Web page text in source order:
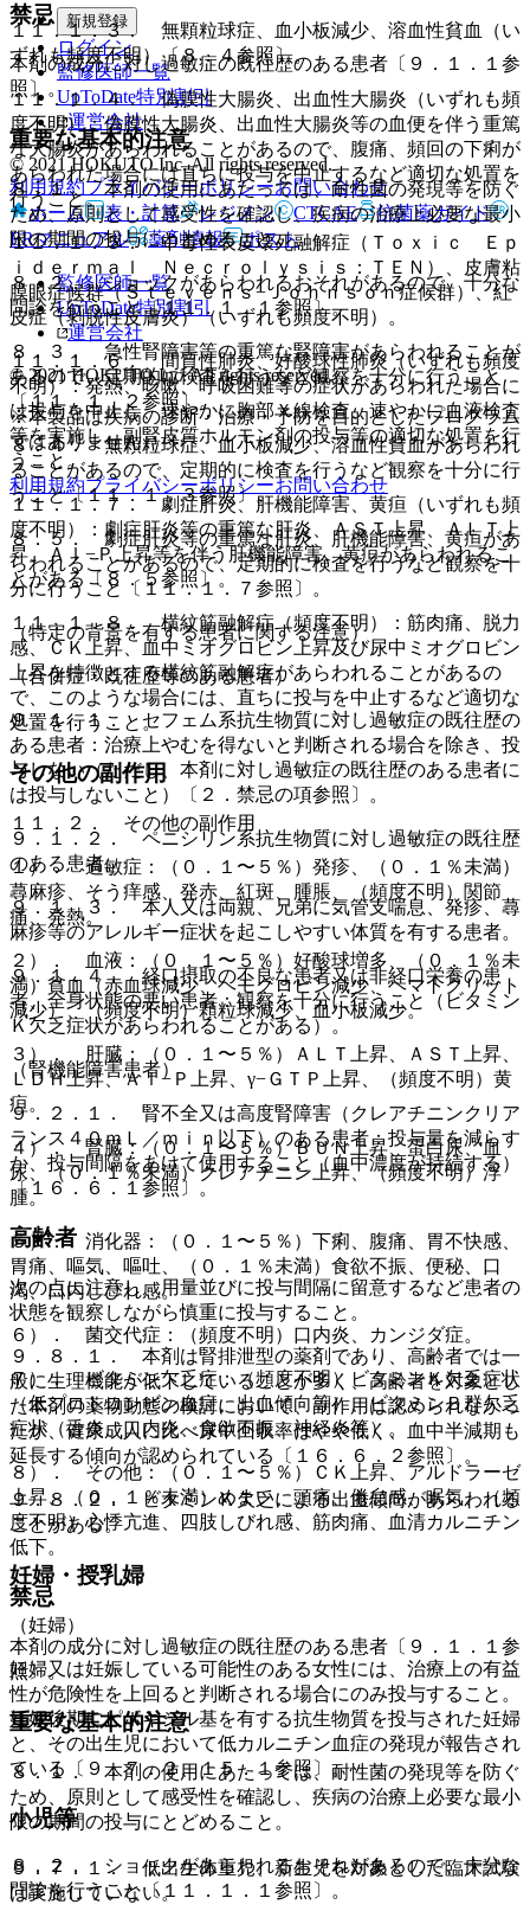
禁忌
本剤の成分に対し過敏症の既往歴のある患者〔９．１．１参
照〕。
重要な基本的注意
８．１． 本剤の使用にあたっては、耐性菌の発現等を防ぐ
ため、原則として感受性を確認し、疾病の治療上必要な最小
限の期間の投与にとどめること。
８．２． ショックがあらわれるおそれがあるので、十分な
問診を行うこと〔１１．１．１参照〕。
８．３． 急性腎障害等の重篤な腎障害があらわれることが
あるので、定期的に検査を行うなど観察を十分に行うこと
〔１１．１．２参照〕。
８．４． 無顆粒球症、血小板減少、溶血性貧血があらわれ
ることがあるので、定期的に検査を行うなど観察を十分に行
うこと〔１１．１．３参照〕。
８．５． 劇症肝炎等の重篤な肝炎、肝機能障害、黄疸があ
らわれることがあるので、定期的に検査を行うなど観察を十
分に行うこと〔１１．１．７参照〕。
（特定の背景を有する患者に関する注意）
（合併症・既往歴等のある患者）
９．１．１． セフェム系抗生物質に対し過敏症の既往歴の
ある患者：治療上やむを得ないと判断される場合を除き、投
与しない（ただし、本剤に対し過敏症の既往歴のある患者に
は投与しないこと）〔２．禁忌の項参照〕。
９．１．２． ペニシリン系抗生物質に対し過敏症の既往歴
のある患者。
９．１．３． 本人又は両親、兄弟に気管支喘息、発疹、蕁
麻疹等のアレルギー症状を起こしやすい体質を有する患者。
９．１．４． 経口摂取の不良な患者又は非経口栄養の患
者、全身状態の悪い患者：観察を十分に行うこと（ビタミン
Ｋ欠乏症状があらわれることがある）。
（腎機能障害患者）
９．２．１． 腎不全又は高度腎障害（クレアチニンクリア
ランス４０ｍＬ／ｍｉｎ以下）のある患者：投与量を減らす
か、投与間隔をあけて使用すること（血中濃度が持続する）
〔１６．６．１参照〕。
高齢者
次の点に注意し、用量並びに投与間隔に留意するなど患者の
状態を観察しながら慎重に投与すること。
９．８．１． 本剤は腎排泄型の薬剤であり、高齢者では一
般に生理機能が低下していることが多く、高齢者を対象とし
た本剤の薬物動態の検討において、副作用は認められなかっ
たが、健康成人に比べ尿中回収率はやや低く、血中半減期も
延長する傾向が認められている〔１６．６．２参照〕。
９．８．２． ビタミンＫ欠乏による出血傾向があらわれる
ことがある。
妊婦・授乳婦
（妊婦）
妊婦又は妊娠している可能性のある女性には、治療上の有益
性が危険性を上回ると判断される場合にのみ投与すること。
妊娠後期にピボキシル基を有する抗生物質を投与された妊婦
と、その出生児において低カルニチン血症の発現が報告され
ている〔９．７．２、１５．１参照〕。
小児等
９．７．１． 低出生体重児、新生児を対象とした臨床試験
は実施していない。
１１．１．３． 無顆粒球症、血小板減少、溶血性貧血（い
ずれも頻度不明）〔８．４参照〕。
１１．１．４． 偽膜性大腸炎、出血性大腸炎（いずれも頻
度不明）：偽膜性大腸炎、出血性大腸炎等の血便を伴う重篤
な大腸炎があらわれることがあるので、腹痛、頻回の下痢が
あらわれた場合には直ちに投与を中止するなど適切な処置を
行うこと。
１１．１．５． 中毒性表皮壊死融解症（Ｔｏｘｉｃ Ｅｐ
ｉｄｅｒｍａｌ Ｎｅｃｒｏｌｙｓｉｓ：ＴＥＮ）、皮膚粘
膜眼症候群（Ｓｔｅｖｅｎｓ−Ｊｏｈｎｓｏｎ症候群）、紅
皮症（剥脱性皮膚炎）（いずれも頻度不明）。
１１．１．６． 間質性肺炎、好酸球性肺炎（いずれも頻度
不明）：発熱、咳嗽、呼吸困難等の症状があらわれた場合に
は投与を中止し、速やかに胸部Ｘ線検査、速やかに血液検査
等を実施し、副腎皮質ホルモン剤の投与等の適切な処置を行
うこと。
１１．１．７． 劇症肝炎、肝機能障害、黄疸（いずれも頻
度不明）：劇症肝炎等の重篤な肝炎、ＡＳＴ上昇、ＡＬＴ上
昇、Ａｌ−Ｐ上昇等を伴う肝機能障害、黄疸があらわれるこ
とがある〔８．５参照〕。
１１．１．８． 横紋筋融解症（頻度不明）：筋肉痛、脱力
感、ＣＫ上昇、血中ミオグロビン上昇及び尿中ミオグロビン
上昇を特徴とする横紋筋融解症があらわれることがあるの
で、このような場合には、直ちに投与を中止するなど適切な
処置を行うこと。
その他の副作用
１１．２． その他の副作用
１）． 過敏症：（０．１〜５％）発疹、（０．１％未満）
蕁麻疹、そう痒感、発赤、紅斑、腫脹、（頻度不明）関節
痛、発熱。
２）． 血液：（０．１〜５％）好酸球増多、（０．１％未
満）貧血（赤血球減少、ヘモグロビン減少、ヘマトクリット
減少）、（頻度不明）顆粒球減少、血小板減少。
３）． 肝臓：（０．１〜５％）ＡＬＴ上昇、ＡＳＴ上昇、
ＬＤＨ上昇、Ａｌ−Ｐ上昇、γ−ＧＴＰ上昇、（頻度不明）黄
疸。
４）． 腎臓：（０．１〜５％）ＢＵＮ上昇、蛋白尿、血
尿、（０．１％未満）クレアチニン上昇、（頻度不明）浮
腫。
５）． 消化器：（０．１〜５％）下痢、腹痛、胃不快感、
胃痛、嘔気、嘔吐、（０．１％未満）食欲不振、便秘、口
渇、口内しびれ感。
６）． 菌交代症：（頻度不明）口内炎、カンジダ症。
７）． ビタミン欠乏症：（頻度不明）ビタミンＫ欠乏症状
（低プロトロンビン血症、出血傾向等）、ビタミンＢ群欠乏
症状（舌炎、口内炎、食欲不振、神経炎等）。
８）． その他：（０．１〜５％）ＣＫ上昇、アルドラーゼ
上昇、（０．１％未満）めまい、頭痛、倦怠感、眠気、（頻
度不明）心悸亢進、四肢しびれ感、筋肉痛、血清カルニチン
低下。
禁忌
本剤の成分に対し過敏症の既往歴のある患者〔９．１．１参
照〕。
重要な基本的注意
８．１． 本剤の使用にあたっては、耐性菌の発現等を防ぐ
ため、原則として感受性を確認し、疾病の治療上必要な最小
限の期間の投与にとどめること。
８．２． ショックがあらわれるおそれがあるので、十分な
問診を行うこと〔１１．１．１参照〕。
新規登録
ログイン
監修医師一覧
UpToDate特別割引
運営会社
© 2021 HOKUTO Inc. All rights reserved.
利用規約プライバシーポリシーお問い合わせ
ホーム
表・計算 レジメン CTCAE
抗菌薬ガイド
ERマニュアル
薬剤情報 ポスト
監修医師一覧
UpToDate特別割引
運営会社
© 2021 HOKUTO Inc. All rights reserved.
※本製品は疾病の診断・治療・予防を目的としたプログラム
ではありません。
利用規約プライバシーポリシーお問い合わせ